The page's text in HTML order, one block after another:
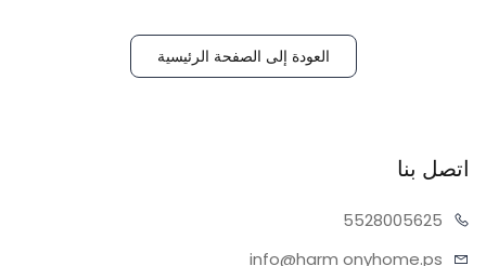
العودة إلى الصفحة الرئيسية
اتصل بنا
05625
55280
info@harm onyhome.ps